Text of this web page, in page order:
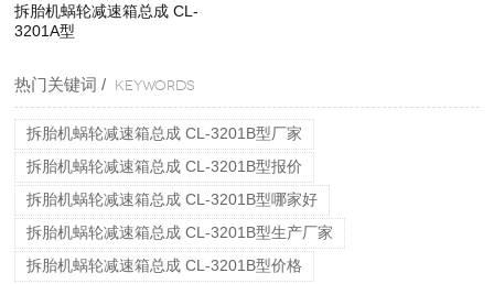
拆胎机蜗轮减速箱总成 CL-
3201A型
热门关键词 / KEYWORDS
拆胎机蜗轮减速箱总成 CL-3201B型厂家
拆胎机蜗轮减速箱总成 CL-3201B型报价
拆胎机蜗轮减速箱总成 CL-3201B型哪家好
拆胎机蜗轮减速箱总成 CL-3201B型生产厂家
拆胎机蜗轮减速箱总成 CL-3201B型价格